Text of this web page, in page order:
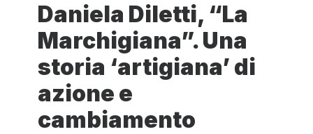
Daniela Diletti, “La
Marchigiana”. Una
storia ‘artigiana’ di
azione e
cambiamento